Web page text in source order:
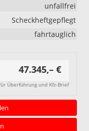
unfallfrei
Scheckheftgepflegt
fahrtauglich
47.345,– €
Überführung und Kfz-Brief